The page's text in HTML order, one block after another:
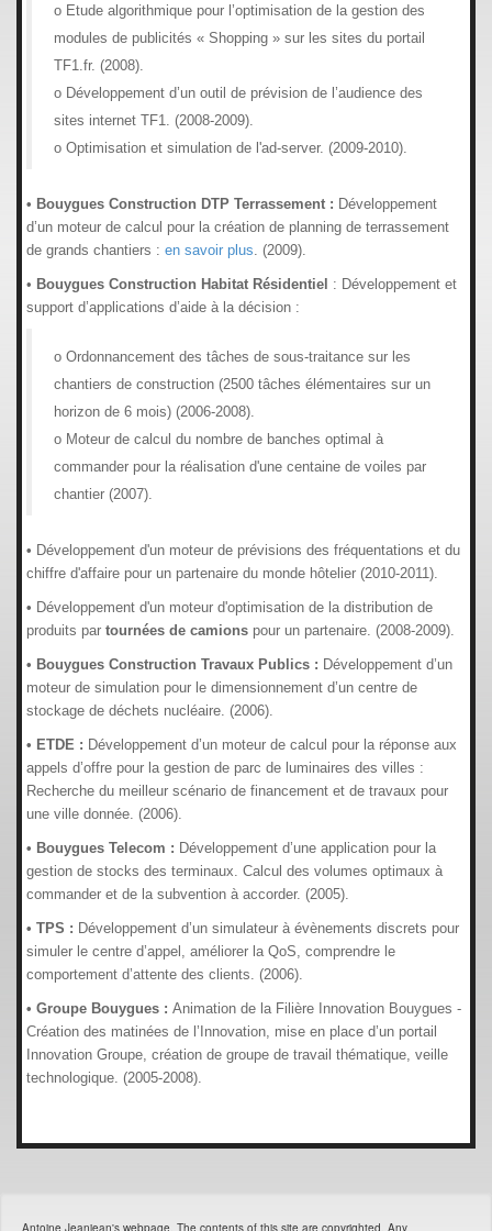
o Etude algorithmique pour l’optimisation de la gestion des
modules de publicités « Shopping » sur les sites du portail
TF1.fr. (2008).
o Développement d’un outil de prévision de l’audience des
sites internet TF1. (2008-2009).
o Optimisation et simulation de l'ad-server. (2009-2010).
• Bouygues Construction DTP Terrassement : Développement
d’un moteur de calcul pour la création de planning de terrassement
de grands chantiers : en savoir plus . (2009).
• Bouygues Construction Habitat Résidentiel : Développement et
support d’applications d’aide à la décision :
o Ordonnancement des tâches de sous-traitance sur les
chantiers de construction (2500 tâches élémentaires sur un
horizon de 6 mois) (2006-2008).
o Moteur de calcul du nombre de banches optimal à
commander pour la réalisation d'une centaine de voiles par
chantier (2007).
• Développement d'un moteur de prévisions des fréquentations et du
chiffre d'affaire pour un partenaire du monde hôtelier (2010-2011).
• Développement d'un moteur d'optimisation de la distribution de
produits par tournées de camions pour un partenaire. (2008-2009).
• Bouygues Construction Travaux Publics : Développement d’un
moteur de simulation pour le dimensionnement d’un centre de
stockage de déchets nucléaire. (2006).
• ETDE : Développement d’un moteur de calcul pour la réponse aux
appels d’offre pour la gestion de parc de luminaires des villes :
Recherche du meilleur scénario de financement et de travaux pour
une ville donnée. (2006).
• Bouygues Telecom : Développement d’une application pour la
gestion de stocks des terminaux. Calcul des volumes optimaux à
commander et de la subvention à accorder. (2005).
• TPS : Développement d’un simulateur à évènements discrets pour
simuler le centre d’appel, améliorer la QoS, comprendre le
comportement d’attente des clients. (2006).
• Groupe Bouygues : Animation de la Filière Innovation Bouygues -
Création des matinées de l’Innovation, mise en place d’un portail
Innovation Groupe, création de groupe de travail thématique, veille
technologique. (2005-2008).
Antoine Jeanjean's webpage. The contents of this site are copyrighted. Any